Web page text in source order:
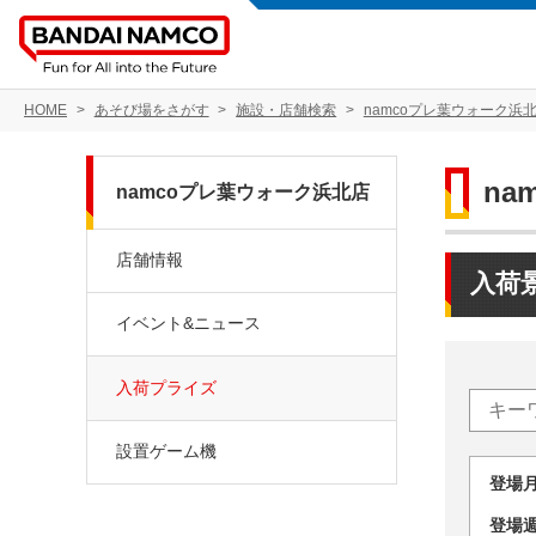
HOME あそび場をさがす 施設・店舗検索 namcoプレ葉ウォーク浜
入荷
登
登
namcoプレ葉ウォーク浜北店
店舗情報
イベント&ニュース
入荷プライズ
設置ゲーム機